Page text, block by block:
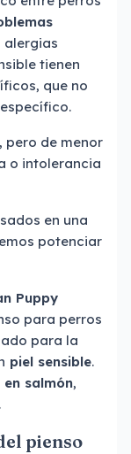
alergias
tienen
que no
pero de menor
o intolerancia
en una
potenciar
Puppy
para perros
para la
piel sensible.
salmón,
pienso